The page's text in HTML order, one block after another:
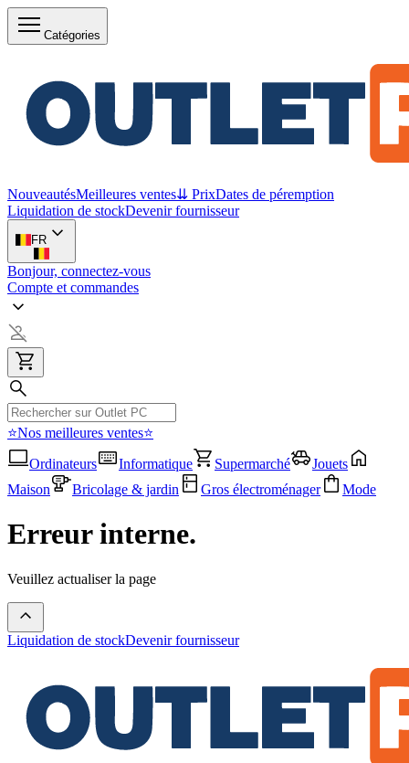
Catégories
NouveautésMeilleures ventes⇊ PrixDates de péremption
Liquidation de stockDevenir fournisseur
FR
Bonjour, connectez-vous
Compte et commandes
⭐Nos meilleures ventes⭐
Ordinateurs
Informatique Supermarché
Jouets
Maison
Bricolage & jardin Gros électroménager Mode
Erreur interne.
Veuillez actualiser la page
Liquidation de stockDevenir fournisseur